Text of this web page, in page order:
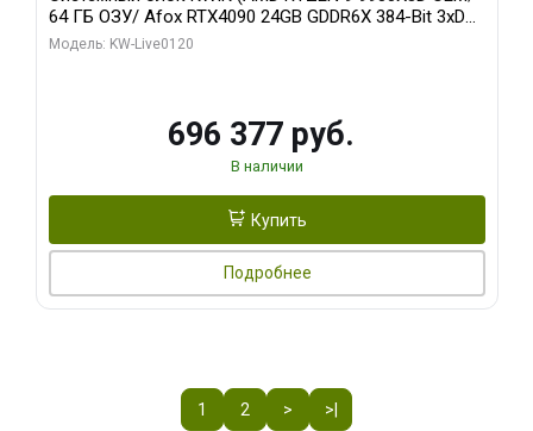
64 ГБ ОЗУ/ Afox RTX4090 24GB GDDR6X 384-Bit 3xDP
HDMI ATX Turbo/ 1 ТБ SSD)
Модель: KW-Live0120
696 377 руб.
В наличии
Купить
Подробнее
1 2 > >|